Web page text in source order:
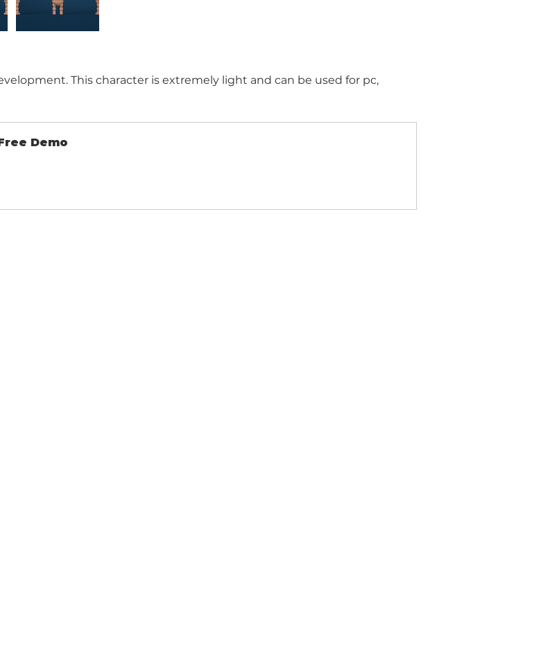
This character is extremely light and can be used for pc,
Demo